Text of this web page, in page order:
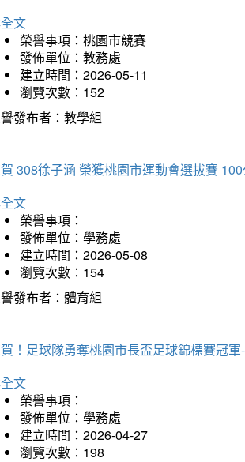
文
榮譽事項：桃園市競賽
發佈單位：教務處
建立時間：2026-05-11
瀏覽次數：152
發布者：教學組
308徐子涵 榮獲桃園市運動會選拔賽
文
榮譽事項：
發佈單位：學務處
建立時間：2026-05-08
瀏覽次數：154
發布者：體育組
！足球隊勇奪桃園市長盃足球錦標賽冠
文
榮譽事項：
發佈單位：學務處
建立時間：2026-04-27
瀏覽次數：198